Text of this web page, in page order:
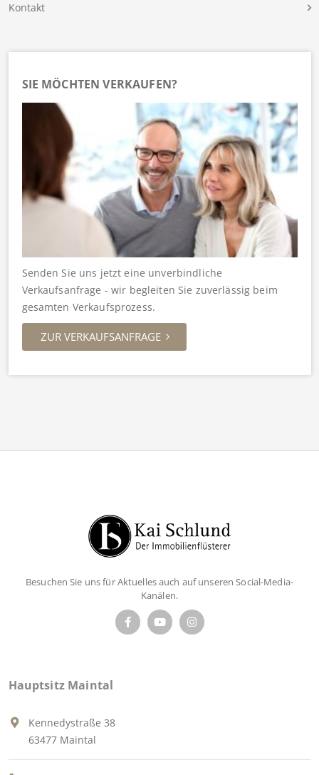
Kontakt
SIE MÖCHTEN VERKAUFEN?
Senden Sie uns jetzt eine unverbindliche
Verkaufsanfrage - wir begleiten Sie zuverlässig beim
gesamten Verkaufsprozess.
ZUR VERKAUFSANFRAGE
Besuchen Sie uns für Aktuelles auch auf unseren Social-Media-
Kanälen.
Hauptsitz Maintal
Kennedystraße 38
63477 Maintal